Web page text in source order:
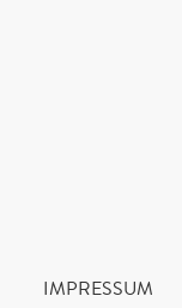
IMPRESSUM